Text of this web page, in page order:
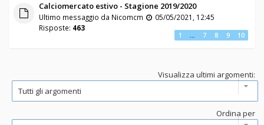
Calciomercato estivo - Stagione 2019/2020
Ultimo messaggio da Nicomcm
05/05/2021, 12:45
Risposte: 463
1 … 7 8 9 10
Visualizza ultimi argomenti:
Ordina per